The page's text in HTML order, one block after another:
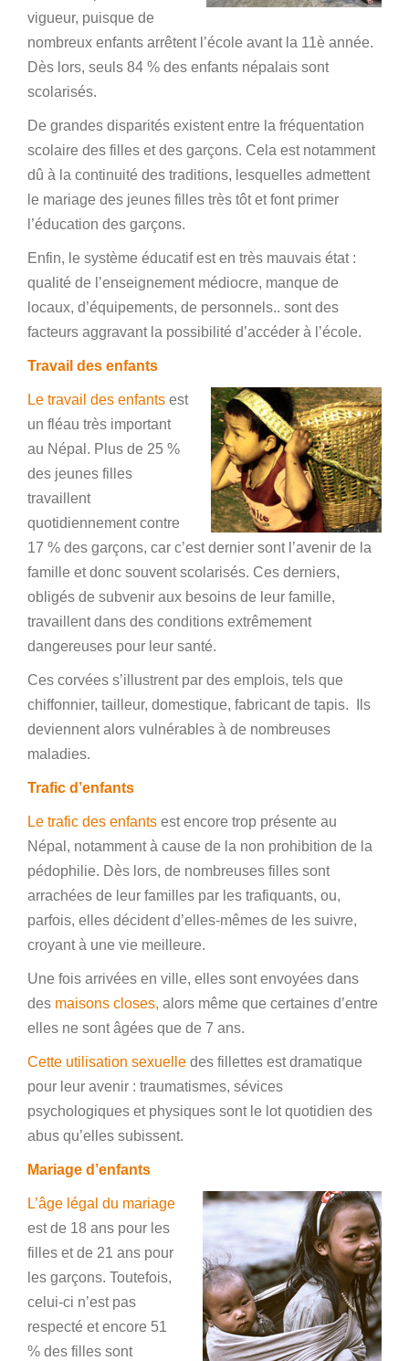
vigueur, puisque de
nombreux enfants arrêtent l’école avant la 11è année.
Dès lors, seuls 84 % des enfants népalais sont
scolarisés.
De grandes disparités existent entre la fréquentation
scolaire des filles et des garçons. Cela est notamment
dû à la continuité des traditions, lesquelles admettent
le mariage des jeunes filles très tôt et font primer
l’éducation des garçons.
Enfin, le système éducatif est en très mauvais état :
qualité de l’enseignement médiocre, manque de
locaux, d’équipements, de personnels.. sont des
facteurs aggravant la possibilité d’accéder à l’école.
Travail des enfants
Le travail des enfants est
un fléau très important
au Népal. Plus de 25 %
des jeunes filles
travaillent
quotidiennement contre
17 % des garçons, car c’est dernier sont l’avenir de la
famille et donc souvent scolarisés. Ces derniers,
obligés de subvenir aux besoins de leur famille,
travaillent dans des conditions extrêmement
dangereuses pour leur santé.
Ces corvées s’illustrent par des emplois, tels que
chiffonnier, tailleur, domestique, fabricant de tapis. Ils
deviennent alors vulnérables à de nombreuses
maladies.
Trafic d’enfants
Le trafic des enfants est encore trop présente au
Népal, notamment à cause de la non prohibition de la
pédophilie. Dès lors, de nombreuses filles sont
arrachées de leur familles par les trafiquants, ou,
parfois, elles décident d’elles-mêmes de les suivre,
croyant à une vie meilleure.
Une fois arrivées en ville, elles sont envoyées dans
des maisons closes, alors même que certaines d’entre
elles ne sont âgées que de 7 ans.
Cette utilisation sexuelle des fillettes est dramatique
pour leur avenir : traumatismes, sévices
psychologiques et physiques sont le lot quotidien des
abus qu’elles subissent.
Mariage d’enfants
L’âge légal du mariage
est de 18 ans pour les
filles et de 21 ans pour
les garçons. Toutefois,
celui-ci n’est pas
respecté et encore 51
% des filles sont